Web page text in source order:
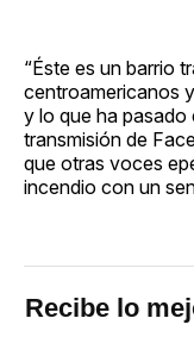
“Éste es un barrio
centroamericanos
y lo que ha pasado
transmisión de
que otras voces
incendio con un
Recibe lo